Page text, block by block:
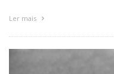
Ler mais